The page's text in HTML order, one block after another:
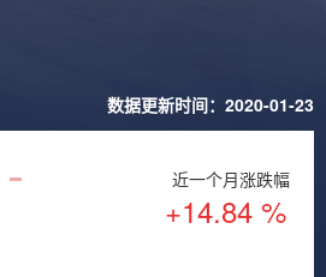
数据更新时间：2020-01-23
近一个月涨跌幅
+14.84 %